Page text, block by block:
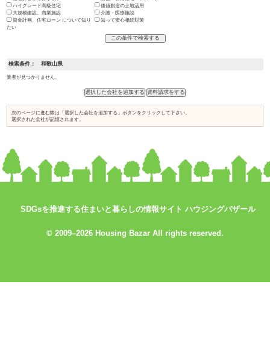
とにかく"ローコスト"
高断熱・高気密がいい！
設計デザインはおまかせ
子育て世代の住宅
メンテナンスが楽な家
土地探しからお手伝い
店舗・併用住宅・アパート
ハイグレード高級住宅
価値創造の土地活用
大規模建設、商業施設
介護・医療施設
資金計画、住宅ローン について知り
知って安心相続対策
業者が見つかりません。
選択された会社が記憶されます。
SDGsを推進する住まいと暮らしの情報サイト ハウジングバザール
© 2009–2026 Housing Bazar All rights reserved.